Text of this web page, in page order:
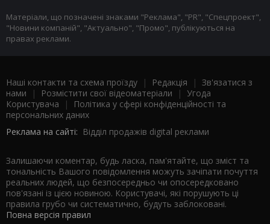
Матеріали, що позначені знаками "Реклама", "PR", "Спецпроект",
"Новини компаній", "Актуально", "Промо", публікуються на
правах реклами.
Наші контакти та схема проїзду | Редакція | Зв'язатися з
нами | Розмістити свої відеоматеріали | Угода
Користувача |
Політика у сфері конфіденційності та
персональних даних
Реклама на сайті: Відділ продажів digital реклами
Залишаючи коментар, будь ласка, пам'ятайте, що зміст та
тональність Вашого повідомлення можуть зачіпати почуття
реальних людей, що безпосередньо чи опосередковано
пов'язані із цією новиною. Користувачі, які порушують ці
правила грубо чи систематично, будуть заблоковані.
Повна версія правил